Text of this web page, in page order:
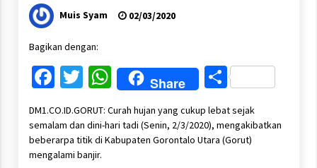
Muis Syam 02/03/2020
Bagikan dengan:
Facebook
Twitter
WhatsApp
Share Share
DM1.CO.ID.GORUT: Curah hujan yang cukup lebat sejak
semalam dan dini-hari tadi (Senin, 2/3/2020), mengakibatkan
beberarpa titik di Kabupaten Gorontalo Utara (Gorut)
mengalami banjir.